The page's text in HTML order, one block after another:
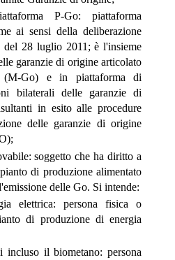
P-Go: piattaforma
ai sensi della deliberazione
28 luglio 2011; è l'insieme
garanzie di origine articolato
(M-Go) e in piattaforma di
bilaterali delle garanzie di
in esito alle procedure
delle garanzie di origine
soggetto che ha diritto a
di produzione alimentato
delle Go. Si intende:
elettrica: persona fisica o
di produzione di energia
il biometano: persona